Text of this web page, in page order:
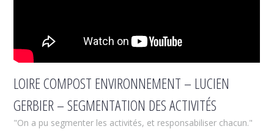
LOIRE COMPOST ENVIRONNEMENT – LUCIEN
GERBIER – SEGMENTATION DES ACTIVITÉS
"On a pu segmenter les activités, et responsabiliser chacun."